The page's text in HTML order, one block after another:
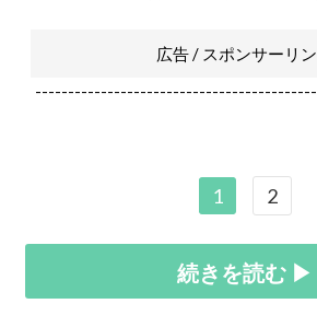
広告 / スポンサーリ
1 2
続きを読む ▶